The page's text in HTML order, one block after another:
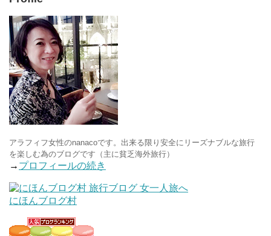
アラフィフ女性のnanacoです。出来る限り安全にリーズナブルな旅行
を楽しむ為のブログです（主に貧乏海外旅行）
→ プロフィールの続き
にほんブログ村